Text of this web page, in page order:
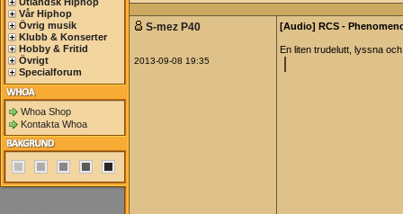
Vår Hiphop
Övrig musik
Klubb & Konserter
Hobby & Fritid
Övrigt
Specialforum
Whoa Shop
Kontakta Whoa
S-mez P40
2013-09-08 19:35
[Audio] RCS -
En liten trudelutt, lyssna